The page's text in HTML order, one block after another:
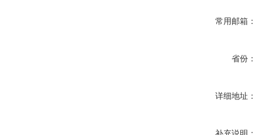
常用邮箱：
省份：
详细地址：